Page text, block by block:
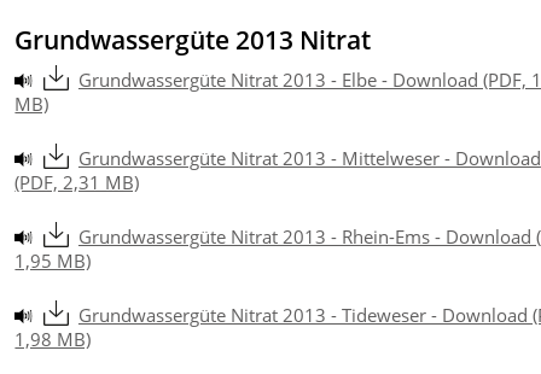
Grundwassergüte 2013 Nitrat
Grundwassergüte Nitrat 2013 - Elbe - Download (PDF,
MB)
Grundwassergüte Nitrat 2013 - Mittelweser - Download
(PDF, 2,31 MB)
Grundwassergüte Nitrat 2013 - Rhein-Ems - Download
1,95 MB)
Grundwassergüte Nitrat 2013 - Tideweser - Download
1,98 MB)